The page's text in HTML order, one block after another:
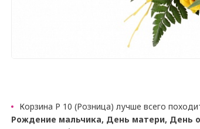
Корзина Р 10 (Розница) лучше всего
Рождение мальчика, День матери, День